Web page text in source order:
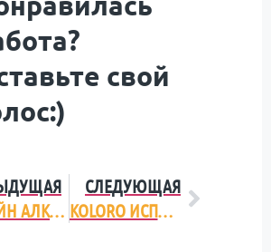
свой
ДИЗАЙН АЛКОГОЛЯ: 7 И 1 ТЕНДЕНЦИЯ 2017 ГОДА
СЛЕДУЮЩАЯ
KOLORO ИСПОЛНИЛОСЬ 7 ЛЕТ. ПОДБИВАЕМ ИТОГИ И ДАРИМ ПОДАРКИ